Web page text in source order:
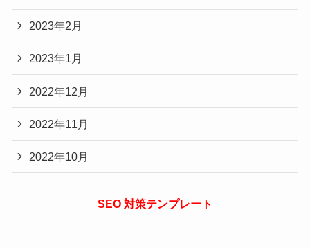
2023年2月
2023年1月
2022年12月
2022年11月
2022年10月
SEO 対策テンプレート